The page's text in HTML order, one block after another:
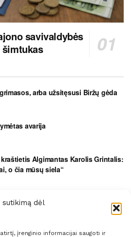
dėl
įrenginio informacijai saugoti ir
savivaldybės
arba užsitęsusi Biržų gėda
avarija
Algimantas Karolis Grintalis:
o čia mūsų siela“
medikių likimo ryšys